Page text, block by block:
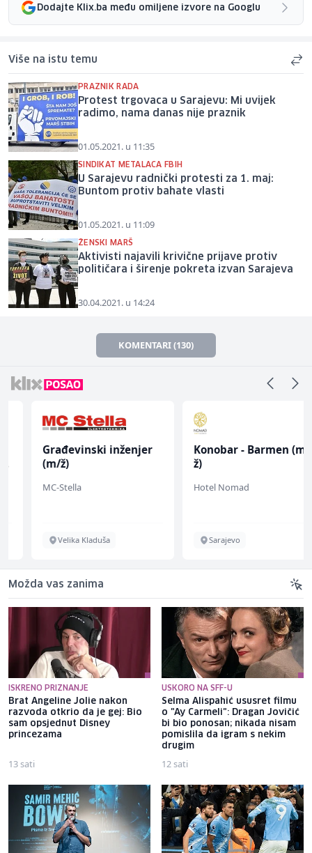
Dodajte Klix.ba među omiljene izvore na Googlu
Više na istu temu
PRAZNIK RADA
Protest trgovaca u Sarajevu: Mi uvijek
radimo, nama danas nije praznik
01.05.2021. u 11:35
SINDIKAT METALACA FBIH
U Sarajevu radnički protesti za 1. maj:
Buntom protiv bahate vlasti
01.05.2021. u 11:09
ŽENSKI MARŠ
Aktivisti najavili krivične prijave protiv
političara i širenje pokreta izvan Sarajeva
30.04.2021. u 14:24
KOMENTARI (130)
Građevinski inženjer
(m/ž)
MC-Stella
Velika Kladuša
Konobar - Barmen (m/
Hotel Nomad
Sarajevo
Možda vas zanima
ISKRENO PRIZNANJE
Brat Angeline Jolie nakon
razvoda otkrio da je gej: Bio
sam opsjednut Disney
princezama
13 sati
USKORO NA SFF-U
Selma Alispahić ususret filmu
o "Ay Carmeli": Dragan Jovičić
bi bio ponosan; nikada nisam
pomislila da igram s nekim
drugim
12 sati